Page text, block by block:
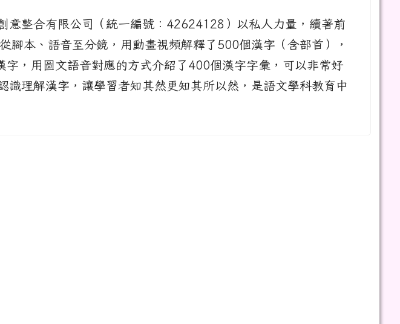
意整合有限公司（統一編號：42624128）以私人力量，續著前
腳本、語音至分鏡，用動畫視頻解釋了500個漢字（含部首），
字，用圖文語音對應的方式介紹了400個漢字字彙，可以非常好
識理解漢字，讓學習者知其然更知其所以然，是語文學科教育中